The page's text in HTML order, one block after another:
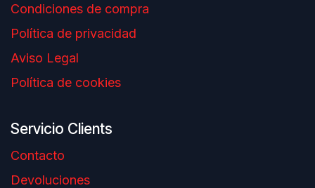
Condiciones de compra
Política de privacidad
Aviso Legal
Política de cookies
Servicio Clients
Contacto
Devoluciones